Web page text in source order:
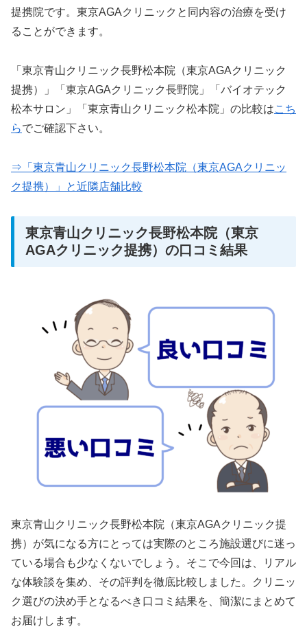
提携院です。東京AGAクリニックと同内容の治療を受け
ることができます。
「東京青山クリニック長野松本院（東京AGAクリニック
提携）」「東京AGAクリニック長野院」「バイオテック
松本サロン」「東京青山クリニック松本院」の比較はこち
らでご確認下さい。
⇒「東京青山クリニック長野松本院（東京AGAクリニッ
ク提携）」と近隣店舗比較
東京青山クリニック長野松本院（東京
AGAクリニック提携）の口コミ結果
東京青山クリニック長野松本院（東京AGAクリニック提
携）が気になる方にとっては実際のところ施設選びに迷っ
ている場合も少なくないでしょう。そこで今回は、リアル
な体験談を集め、その評判を徹底比較しました。クリニッ
ク選びの決め手となるべき口コミ結果を、簡潔にまとめて
お届けします。